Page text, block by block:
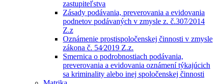
zastupiteľstva
Zásady podávania, preverovania a evidovania
podnetov podávaných v zmysle z. č.307⁄2014
Z.z
Oznámenie prostispoločenskej činnosti v zmysle
zákona č. 54⁄2019 Z.z.
Smernica o podrobnostiach podávania,
preverovania a evidovania oznámení týkajúcich
sa kriminality alebo inej spoločenskej činnosti